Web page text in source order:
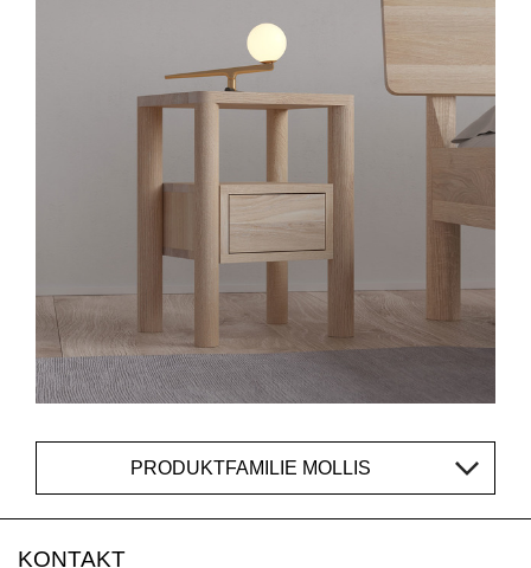
PRODUKTFAMILIE MOLLIS
KONTAKT